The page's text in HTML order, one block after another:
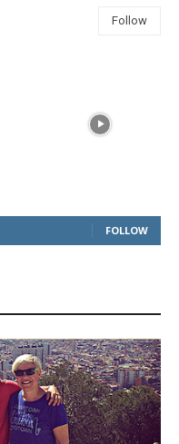
Follow
FOLLOW